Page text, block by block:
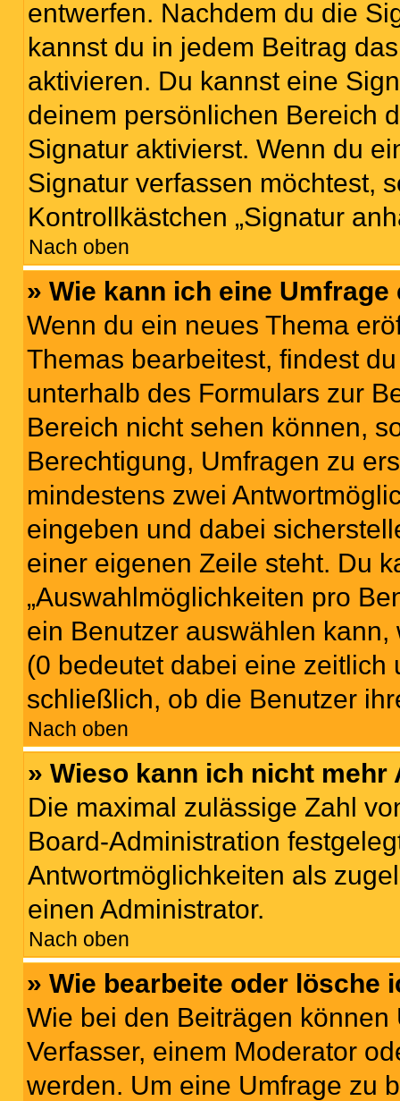
entwerfen. Nachdem du die
kannst du in jedem Beitrag
aktivieren. Du kannst eine
deinem persönlichen Bereich
Signatur aktivierst. Wenn du
Signatur verfassen möchtest,
Kontrollkästchen „Signatur
Nach oben
» Wie kann ich eine
Wenn du ein neues Thema
Themas bearbeitest, findest
unterhalb des Formulars zur
Bereich nicht sehen können,
Berechtigung, Umfragen zu
mindestens zwei
eingeben und dabei
einer eigenen Zeile steht. Du
„Auswahlmöglichkeiten pro
ein Benutzer auswählen
(0 bedeutet dabei eine zeitlich
schließlich, ob die Benutzer
Nach oben
» Wieso kann ich nicht
Die maximal zulässige Zahl
Board-Administration
Antwortmöglichkeiten als
einen Administrator.
Nach oben
» Wie bearbeite oder lösche
Wie bei den Beiträgen
Verfasser, einem Moderator
werden. Um eine Umfrage zu